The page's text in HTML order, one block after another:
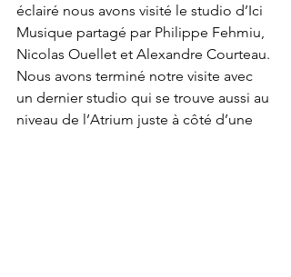
éclairé nous avons visité le studio d’Ici
Musique partagé par Philippe Fehmiu,
Nicolas Ouellet et Alexandre Courteau.
Nous avons terminé notre visite avec
un dernier studio qui se trouve aussi au
niveau de l’Atrium juste à côté d’une